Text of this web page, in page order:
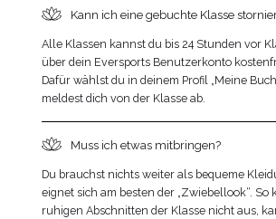
Kann ich eine gebuchte Klasse
Alle Klassen kannst du bis 24 Stunden vor
über dein Eversports Benutzerkonto
Dafür wählst du in deinem Profil „Meine
meldest dich von der Klasse ab.
Muss ich etwas mitbringen?
Du brauchst nichts weiter als bequeme
eignet sich am besten der „Zwiebellook“. So
ruhigen Abschnitten der Klasse nicht aus,